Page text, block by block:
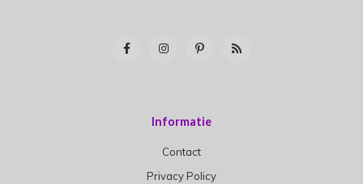
Informatie
Contact
Privacy Policy